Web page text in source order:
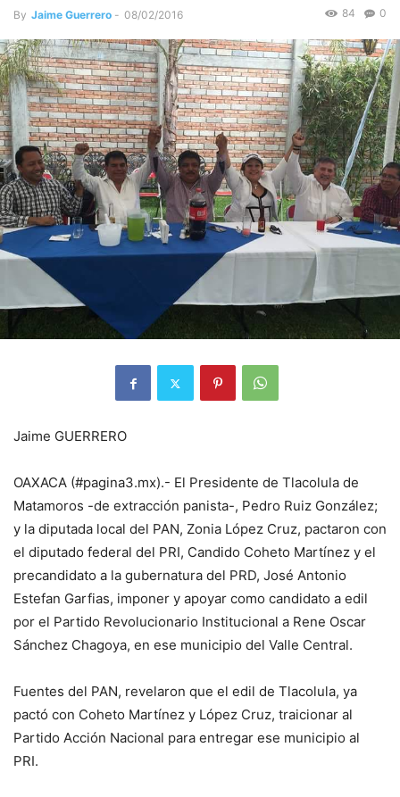
By Jaime Guerrero - 08/02/2016 0
84
Jaime GUERRERO
OAXACA (#pagina3.mx).- El Presidente de Tlacolula de
Matamoros -de extracción panista-, Pedro Ruiz González;
y la diputada local del PAN, Zonia López Cruz, pactaron con
el diputado federal del PRI, Candido Coheto Martínez y el
precandidato a la gubernatura del PRD, José Antonio
Estefan Garfias, imponer y apoyar como candidato a edil
por el Partido Revolucionario Institucional a Rene Oscar
Sánchez Chagoya, en ese municipio del Valle Central.
Fuentes del PAN, revelaron que el edil de Tlacolula, ya
pactó con Coheto Martínez y López Cruz, traicionar al
Partido Acción Nacional para entregar ese municipio al
PRI.